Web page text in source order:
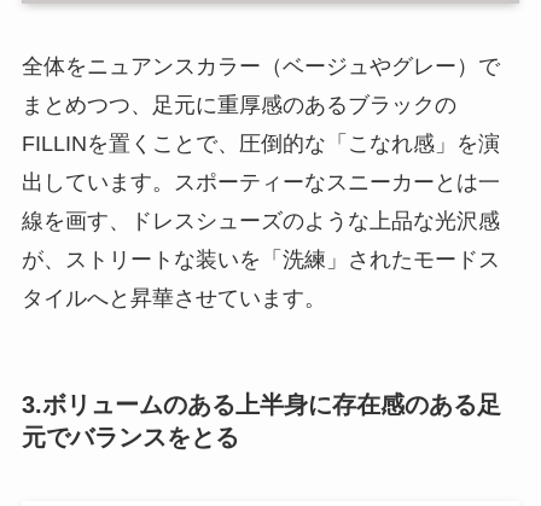
全体をニュアンスカラー（ベージュやグレー）で
まとめつつ、足元に重厚感のあるブラックの
FILLINを置くことで、圧倒的な「こなれ感」を演
出しています。スポーティーなスニーカーとは一
線を画す、ドレスシューズのような上品な光沢感
が、ストリートな装いを「洗練」されたモードス
タイルへと昇華させています。
3.ボリュームのある上半身に存在感のある足
元でバランスをとる